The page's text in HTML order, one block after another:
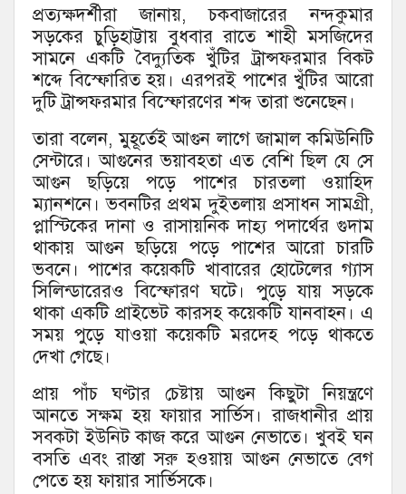
প্রত্যক্ষদর্শীরা জানায়, চকবাজারের নন্দকুমার
সড়কের চুড়িহাট্টায় বুধবার রাতে শাহী মসজিদের
সামনে একটি বৈদ্যুতিক খুঁটির ট্রান্সফরমার বিকট
শব্দে বিস্ফোরিত হয়। এরপরই পাশের খুঁটির আরো
দুটি ট্রান্সফরমার বিস্ফোরণের শব্দ তারা শুনেছেন।
তারা বলেন, মুহূর্তেই আগুন লাগে জামাল কমিউনিটি
সেন্টারে। আগুনের ভয়াবহতা এত বেশি ছিল যে সে
আগুন ছড়িয়ে পড়ে পাশের চারতলা ওয়াহিদ
ম্যানশনে। ভবনটির প্রথম দুইতলায় প্রসাধন সামগ্রী,
প্লাস্টিকের দানা ও রাসায়নিক দাহ্য পদার্থের গুদাম
থাকায় আগুন ছড়িয়ে পড়ে পাশের আরো চারটি
ভবনে। পাশের কয়েকটি খাবারের হোটেলের গ্যাস
সিলিন্ডারেরও বিস্ফোরণ ঘটে। পুড়ে যায় সড়কে
থাকা একটি প্রাইভেট কারসহ কয়েকটি যানবাহন। এ
সময় পুড়ে যাওয়া কয়েকটি মরদেহ পড়ে থাকতে
দেখা গেছে।
প্রায় পাঁচ ঘণ্টার চেষ্টায় আগুন কিছুটা নিয়ন্ত্রণে
আনতে সক্ষম হয় ফায়ার সার্ভিস। রাজধানীর প্রায়
সবকটা ইউনিট কাজ করে আগুন নেভাতে। খুবই ঘন
বসতি এবং রাস্তা সরু হওয়ায় আগুন নেভাতে বেগ
পেতে হয় ফায়ার সার্ভিসকে।